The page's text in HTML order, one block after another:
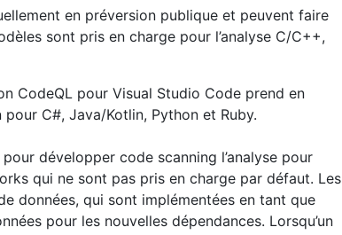
en préversion publique et peuvent faire
sont pris en charge pour l’analyse C/C++,
CodeQL pour Visual Studio Code prend en
C#, Java/Kotlin, Python et Ruby.
développer code scanning l’analyse pour
qui ne sont pas pris en charge par défaut. Les
données, qui sont implémentées en tant que
pour les nouvelles dépendances. Lorsqu’un